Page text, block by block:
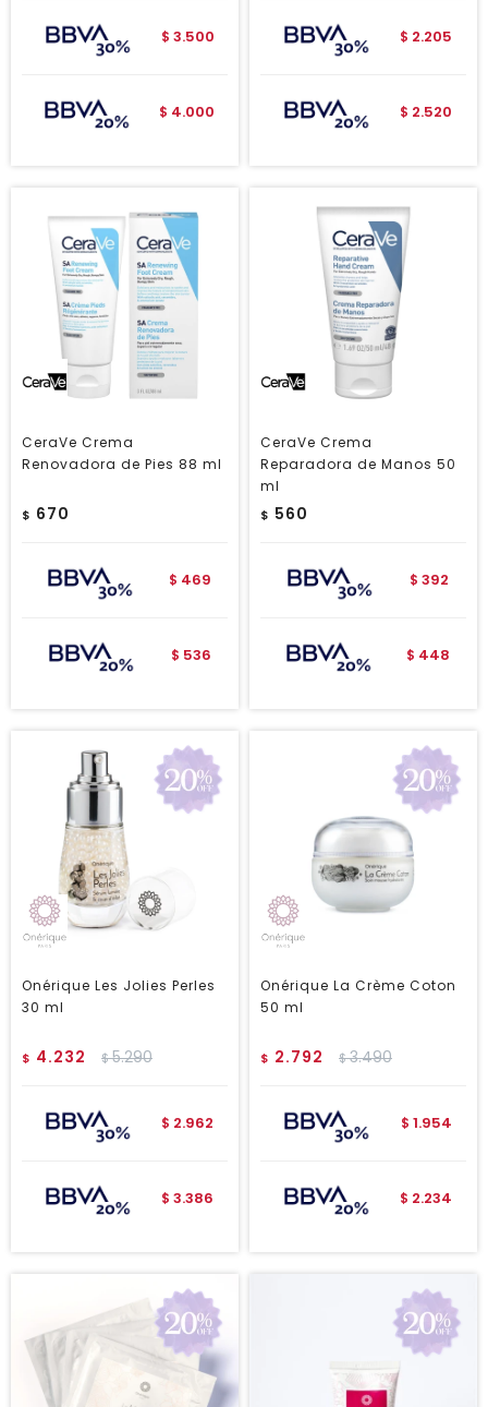
$ 3.500
$ 4.000
$ 2.205
$ 2.520
CeraVe Crema
Renovadora de Pies 88 ml
$ 670
$ 469
$ 536
CeraVe Crema
Reparadora de Manos 50
ml
$ 560
$ 392
$ 448
Onérique Les Jolies Perles
30 ml
$ 4.232 $5.290
$ 2.962
$ 3.386
Onérique La Crème Coton
50 ml
$ 2.792 $3.490
$ 1.954
$ 2.234